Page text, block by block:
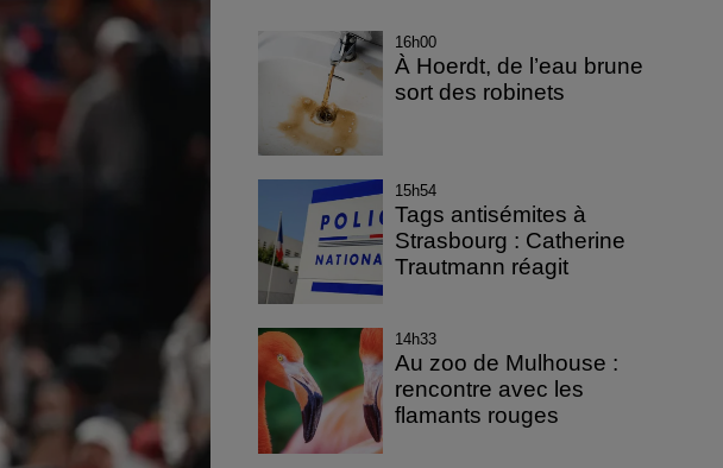
16h00
À Hoerdt, de l’eau brune
sort des robinets
15h54
Tags antisémites à
Strasbourg : Catherine
Trautmann réagit
14h33
Au zoo de Mulhouse :
rencontre avec les
flamants rouges